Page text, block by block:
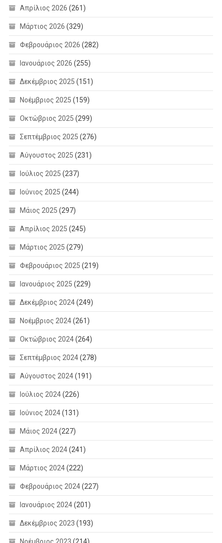
Απρίλιος 2026 (261)
Μάρτιος 2026 (329)
Φεβρουάριος 2026 (282)
Ιανουάριος 2026 (255)
Δεκέμβριος 2025 (151)
Νοέμβριος 2025 (159)
Οκτώβριος 2025 (299)
Σεπτέμβριος 2025 (276)
Αύγουστος 2025 (231)
Ιούλιος 2025 (237)
Ιούνιος 2025 (244)
Μάιος 2025 (297)
Απρίλιος 2025 (245)
Μάρτιος 2025 (279)
Φεβρουάριος 2025 (219)
Ιανουάριος 2025 (229)
Δεκέμβριος 2024(249)
Νοέμβριος 2024(261)
Οκτώβριος 2024(264)
Σεπτέμβριος 2024(278)
Αύγουστος 2024(191)
Ιούλιος 2024(226)
Ιούνιος 2024(131)
Μάιος 2024(227)
Απρίλιος 2024(241)
Μάρτιος 2024(222)
Φεβρουάριος 2024(227)
Ιανουάριος 2024(201)
Δεκέμβριος 2023 (193)